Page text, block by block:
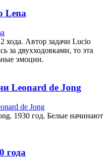
Lena
хода. Автор задачи Lucio
за двухходовками, то эта
эмоции.
Leonard de Jong
1930 год. Белые начинают
года